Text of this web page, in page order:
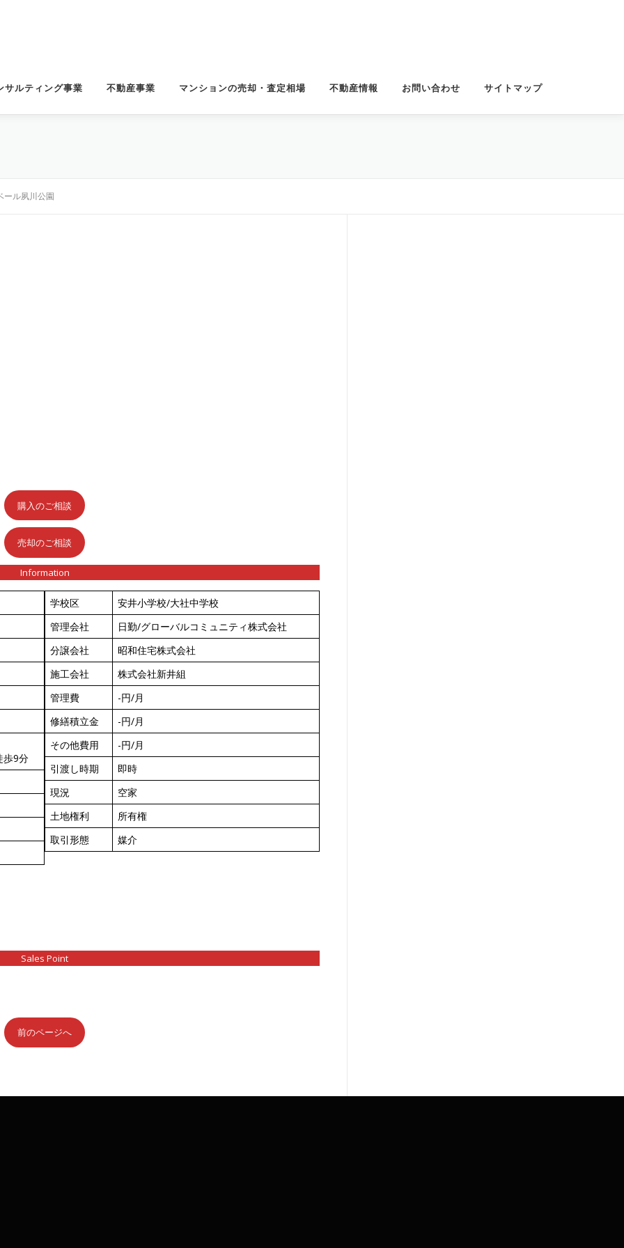
サルティング事業 不動産事業 マンションの売却・査定相場 不動産情報 お問い合わせ サイトマップ
ール夙川公園
購入のご相談
売却のご相談
Information
歩9分
学校区
安井小学校/大社中学校
管理会社
日勤/グローバルコミュニティ株式会社
分譲会社
昭和住宅株式会社
施工会社
株式会社新井組
管理費
-円/月
修繕積立金
-円/月
その他費用
-円/月
引渡し時期
即時
現況
空家
土地権利
所有権
取引形態
媒介
Sales Point
前のページへ